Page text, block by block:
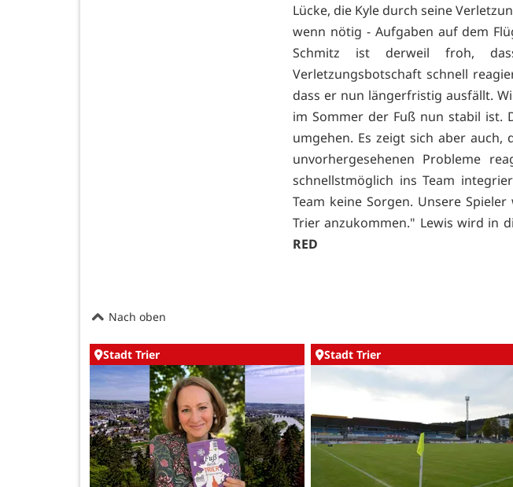
Lücke, die Kyle durch seine
wenn nötig - Aufgaben auf dem
Schmitz ist derweil froh,
Verletzungsbotschaft schnell
dass er nun längerfristig ausfällt.
im Sommer der Fuß nun stabil ist.
umgehen. Es zeigt sich aber
unvorhergesehenen Probleme
schnellstmöglich ins Team
Team keine Sorgen. Unsere
Trier anzukommen." Lewis wird in
RED
Nach oben
Stadt Trier Stadt Trier